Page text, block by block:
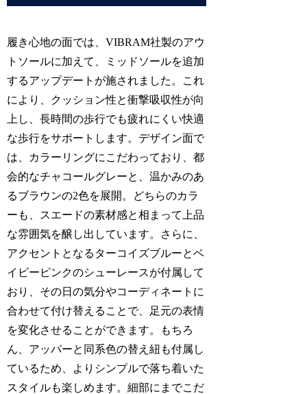
履き心地の面では、VIBRAM社製のアウ
トソールに加えて、ミッドソールを追加
するアップデートが施されました。これ
により、クッション性と衝撃吸収性が向
上し、長時間の歩行でも疲れにくい快適
な歩行をサポートします。デザイン面で
は、カラーリングにこだわっており、都
会的なチャコールグレーと、温かみのあ
るブラウンの2色を展開。どちらのカラ
ーも、スエードの素材感と相まって上品
な雰囲気を醸し出しています。さらに、
アクセントとなるターコイズブルーとベ
イビーピンクのシューレースが付属して
おり、その日の気分やコーディネートに
合わせて付け替えることで、足元の表情
を変化させることができます。もちろ
ん、アッパーと同系色の替え紐も付属し
ているため、よりシンプルで落ち着いた
スタイルも楽しめます。細部にまでこだ